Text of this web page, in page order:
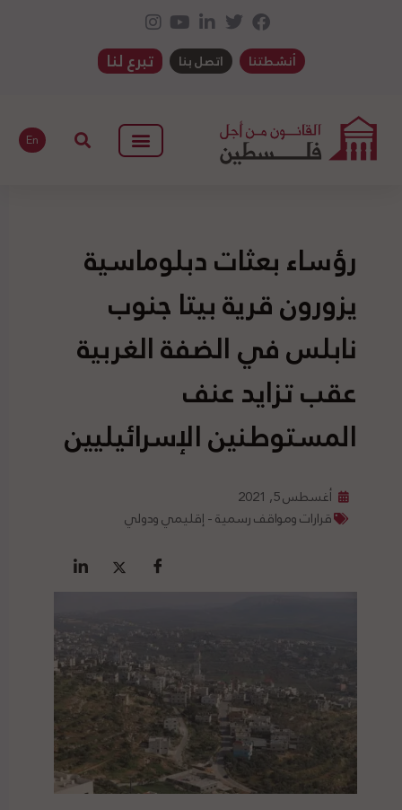
أنشطتنا اتصل بنا تبرع لنا
En
رؤساء بعثات دبلوماسية
يزورون قرية بيتا جنوب
نابلس في الضفة الغربية
عقب تزايد عنف
المستوطنين الإسرائيليين
أغسطس 5, 2021
قرارات ومواقف رسمية - إقليمي ودولي